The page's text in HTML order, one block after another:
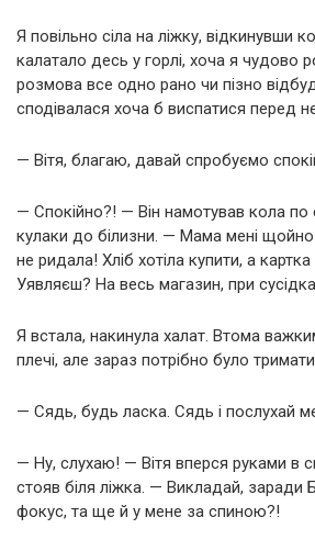
Я повільно сіла на ліжку, відкинувши
калатало десь у горлі, хоча я чудово
розмова все одно рано чи пізно
сподівалася хоча б виспатися перед
— Вітя, благаю, давай спробуємо
— Спокійно?! — Він намотував кола по
кулаки до білизни. — Мама мені
не ридала! Хліб хотіла купити, а
Уявляєш? На весь магазин, при
Я встала, накинула халат. Втома
плечі, але зараз потрібно було
— Сядь, будь ласка. Сядь і послухай
— Ну, слухаю! — Вітя вперся руками в
стояв біля ліжка. — Викладай, заради
фокус, та ще й у мене за спиною?!